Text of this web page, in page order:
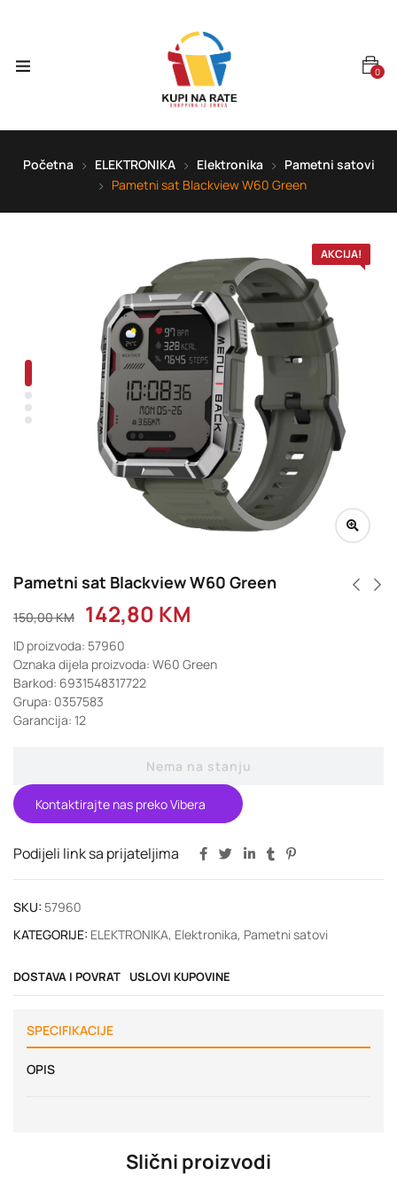
0
Početna ELEKTRONIKA Elektronika
Pametni satovi
Pametni sat Blackview W60 Green
AKCIJA!
Pametni sat Blackview W60 Green
150,00KM 142,80 KM
ID proizvoda: 57960
Oznaka dijela proizvoda: W60 Green
Barkod: 6931548317722
Grupa: 0357583
Garancija: 12
Nema na stanju
Kontaktirajte nas preko Vibera
Podijeli link sa prijateljima
SKU: 57960
KATEGORIJE: ELEKTRONIKA, Elektronika, Pametni satovi
DOSTAVA I POVRAT USLOVI KUPOVINE
SPECIFIKACIJE
OPIS
Slični proizvodi